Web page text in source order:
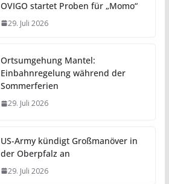
OVIGO startet Proben für „Momo“
29. Juli 2026
Ortsumgehung Mantel:
Einbahnregelung während der
Sommerferien
29. Juli 2026
US-Army kündigt Großmanöver in
der Oberpfalz an
29. Juli 2026